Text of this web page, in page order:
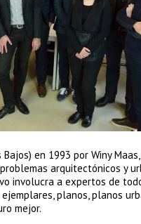
en 1993 por Winy
arquitectónicos y
involucra a expertos de
planos, planos
mejor.